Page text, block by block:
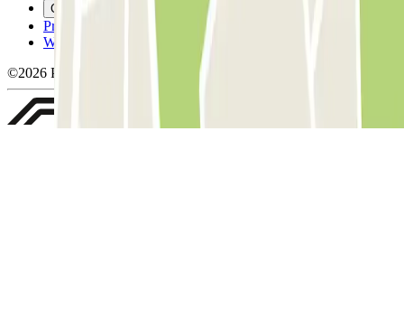
Cookies beheren
Privacybeleid
Whistleblowing
©2026 Parclick. All rights reserved